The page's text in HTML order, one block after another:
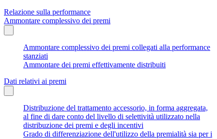
Relazione sulla performance
Ammontare complessivo dei premi
Ammontare complessivo dei premi collegati alla performance
stanziati
Ammontare dei premi effettivamente distribuiti
Dati relativi ai premi
Distribuzione del trattamento accessorio, in forma aggregata,
al fine di dare conto del livello di selettività utilizzato nella
distribuzione dei premi e degli incentivi
Grado di differenziazione dell'utilizzo della premialità sia per i